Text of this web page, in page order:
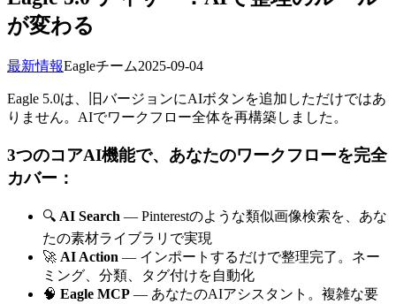
が変わる
最新情報Eagleチーム2025-09-04
Eagle 5.0は、旧バージョンにAIボタンを追加しただけではあ
りません。AIでワークフロー全体を再構築しました。
3つのコアAI機能で、あなたのワークフローを完全
カバー：
🔍 AI Search — Pinterestのような類似画像検索を、あな
たの素材ライブラリで実現
🚀 AI Action — インポートするだけで整理完了。ネー
ミング、分類、タグ付けを自動化
🧠 Eagle MCP — あなたのAIアシスタント。複雑な要